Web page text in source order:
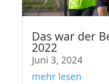
Das war der
2022
Juni 3, 2024
mehr lesen